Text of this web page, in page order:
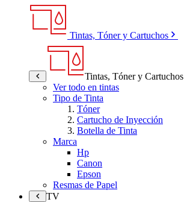
Tintas, Tóner y Cartuchos
Tintas, Tóner y Cartuchos
Ver todo en tintas
Tipo de Tinta
Tóner
Cartucho de Inyección
Botella de Tinta
Marca
Hp
Canon
Epson
Resmas de Papel
TV